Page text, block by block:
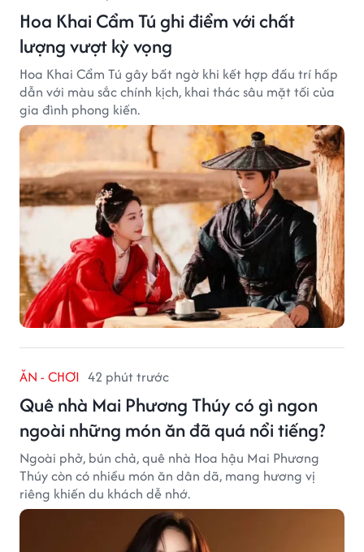
Hoa Khai Cẩm Tú ghi điểm với chất
lượng vượt kỳ vọng
Hoa Khai Cẩm Tú gây bất ngờ khi kết hợp đấu trí hấp
dẫn với màu sắc chính kịch, khai thác sâu mặt tối của
gia đình phong kiến.
ĂN - CHƠI 42 phút trước
Quê nhà Mai Phương Thúy có gì ngon
ngoài những món ăn đã quá nổi tiếng?
Ngoài phở, bún chả, quê nhà Hoa hậu Mai Phương
Thúy còn có nhiều món ăn dân dã, mang hương vị
riêng khiến du khách dễ nhớ.